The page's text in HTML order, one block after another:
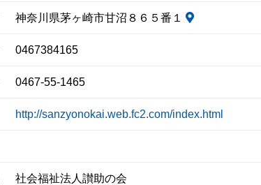
神奈川県茅ヶ崎市甘沼８６５番１
0467384165
0467-55-1465
http://sanzyonokai.web.fc2.com/index.html
社会福祉法人讃助の会